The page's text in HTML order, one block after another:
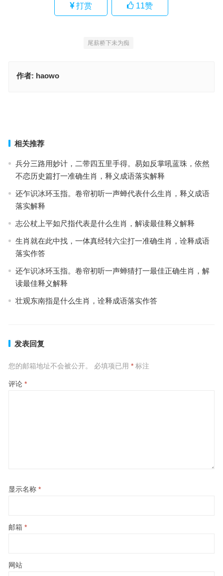
打赏 11赞
尾薪桥下未为痴
作者: haowo
相关推荐
兵分三路用妙计，二带四五里手得。易如反掌吼蓝珠，依然
不恋历史篇打一准确生肖，释义成语落实解释
还乍识冰环玉指。卷帘初听一声蝉代表什么生肖，释义成语
落实解释
志公杖上平如尺指代表是什么生肖，解读最佳释义解释
生肖就在此中找，一体真经转六尘打一准确生肖，诠释成语
落实作答
还乍识冰环玉指。卷帘初听一声蝉猜打一最佳正确生肖，解
读最佳释义解释
壮观东南指是什么生肖，诠释成语落实作答
发表回复
您的邮箱地址不会被公开。 必填项已用 *标注
评论 *
显示名称 *
邮箱 *
网站